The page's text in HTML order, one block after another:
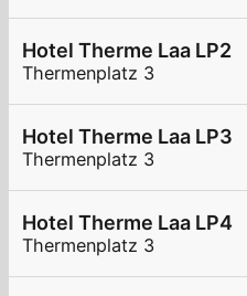
Hotel Therme Laa LP2
Thermenplatz 3
Hotel Therme Laa LP3
Thermenplatz 3
Hotel Therme Laa LP4
Thermenplatz 3